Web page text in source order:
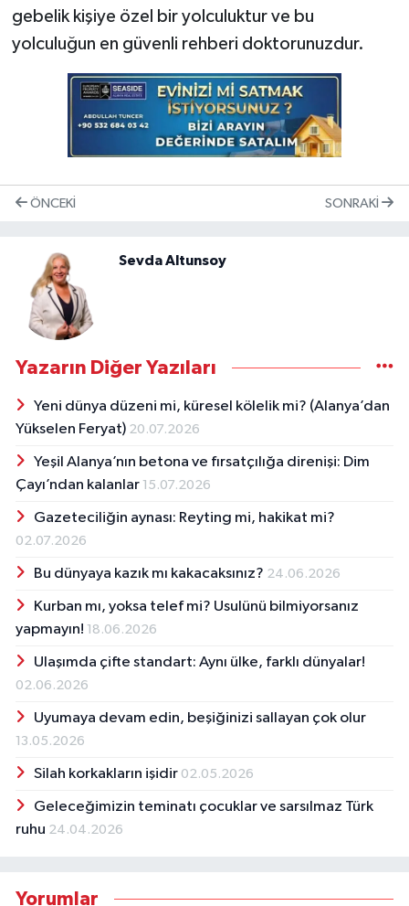
gebelik kişiye özel bir yolculuktur ve bu
yolculuğun en güvenli rehberi doktorunuzdur.
ÖNCEKI SONRAKI
Sevda Altunsoy
Yazarın Diğer Yazıları
Yeni dünya düzeni mi, küresel kölelik mi? ​(Alanya’dan
Yükselen Feryat) 20.07.2026
Yeşil Alanya’nın betona ve fırsatçılığa direnişi: Dim
Çayı’ndan kalanlar 15.07.2026
Gazeteciliğin aynası: Reyting mi, hakikat mi?
02.07.2026
Bu dünyaya kazık mı kakacaksınız? 24.06.2026
Kurban mı, yoksa telef mi? Usulünü bilmiyorsanız
yapmayın! 18.06.2026
Ulaşımda çifte standart: Aynı ülke, farklı dünyalar!
02.06.2026
Uyumaya devam edin, beşiğinizi sallayan çok olur
13.05.2026
Silah korkakların işidir 02.05.2026
Geleceğimizin teminatı çocuklar ve sarsılmaz Türk
ruhu 24.04.2026
Yorumlar